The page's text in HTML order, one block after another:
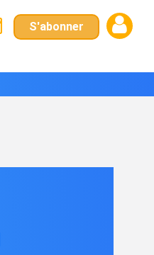
S'abonner